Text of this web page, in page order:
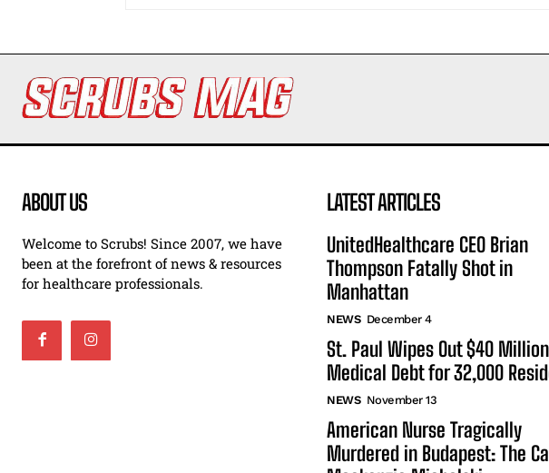
ABOUT US
Welcome to Scrubs! Since 2007, we have
been at the forefront of news & resources
for healthcare professionals.
LATEST ARTICLES
UnitedHealthcare CEO Brian
Thompson Fatally Shot in
Manhattan
NEWS December 4
St. Paul Wipes Out $40
Medical Debt for 32,000
NEWS November 13
American Nurse Tragically
Murdered in Budapest: The